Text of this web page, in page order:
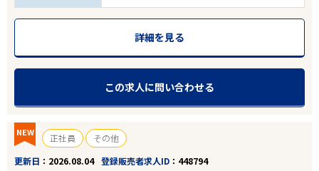
詳細を見る
この求人に問い合わせる
NEW 正社員
その他
更新日
2026.08.04 登録販売者求人ID 448794